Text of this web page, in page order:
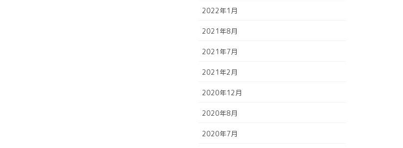
2022年1月
2021年8月
2021年7月
2021年2月
2020年12月
2020年8月
2020年7月